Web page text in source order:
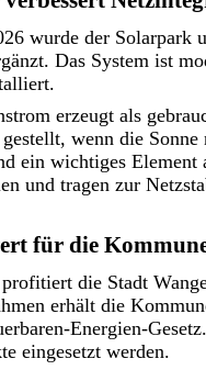
wurde der Solarpark
Das System ist
erzeugt als
wenn die
ein wichtiges
und tragen zur
für die
die Stadt
erhält die
Energien-
eingesetzt werden.